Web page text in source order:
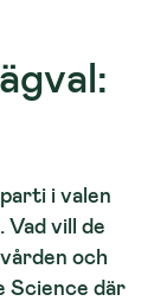
i valen
vill de
och
Science där